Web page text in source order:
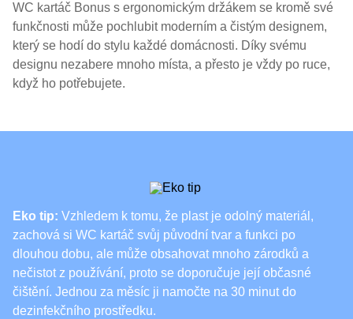
WC kartáč Bonus s ergonomickým držákem se kromě své
funkčnosti může pochlubit moderním a čistým designem,
který se hodí do stylu každé domácnosti. Díky svému
designu nezabere mnoho místa, a přesto je vždy po ruce,
když ho potřebujete.
Eko tip: Vzhledem k tomu, že plast je odolný materiál,
zachová si WC kartáč svůj původní tvar a funkci po
dlouhou dobu, ale může obsahovat mnoho zárodků a
nečistot z používání, proto se doporučuje její občasné
čištění. Jednou za měsíc ji namočte na 30 minut do
dezinfekčního prostředku.